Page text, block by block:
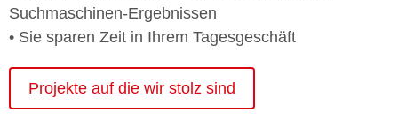
Suchmaschinen-Ergebnissen
• Sie sparen Zeit in Ihrem Tagesgeschäft
Projekte auf die wir stolz sind